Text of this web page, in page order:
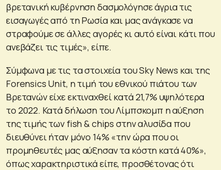
βρετανική κυβέρνηση δασμολόγησε άγρια τις
εισαγωγές από τη Ρωσία και μας ανάγκασε να
στραφούμε σε άλλες αγορές κι αυτό είναι κάτι που
ανεβάζει τις τιμές», είπε.
Σύμφωνα με τις τα στοιχεία του Sky News και της
Forensics Unit, η τιμή του εθνικού πιάτου των
Βρετανών είχε εκτιναχθεί κατά 21,7% υψηλότερα
το 2022. Κατά δήλωση του Λίμπσκομπ η αύξηση
της τιμής των fish & chips στην αλυσίδα που
διευθύνει ήταν μόνο 14% «την ώρα που οι
προμηθευτές μας αύξησαν τα κόστη κατά 40%»,
όπως χαρακτηριστικά είπε, προσθέτονας ότι